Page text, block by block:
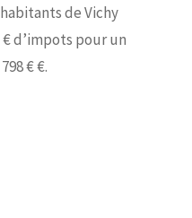
de Vichy
€ d’impots pour un
€ €.